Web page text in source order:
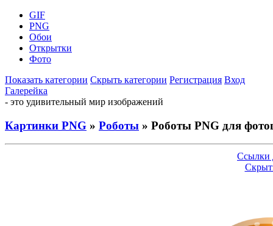
GIF
PNG
Обои
Открытки
Фото
Показать категории Скрыть категории Регистрация Вход
Галерейка
- это удивительный мир изображений
Картинки PNG » Роботы » Роботы PNG для
Ссылки